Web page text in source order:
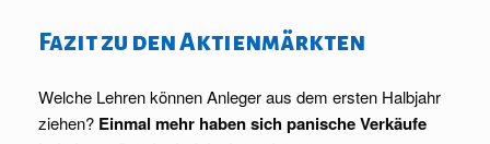
Fazit zu den Aktienmärkten
Welche Lehren können Anleger aus dem ersten Halbjahr
ziehen? Einmal mehr haben sich panische Verkäufe